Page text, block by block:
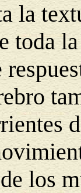
la
toda
los